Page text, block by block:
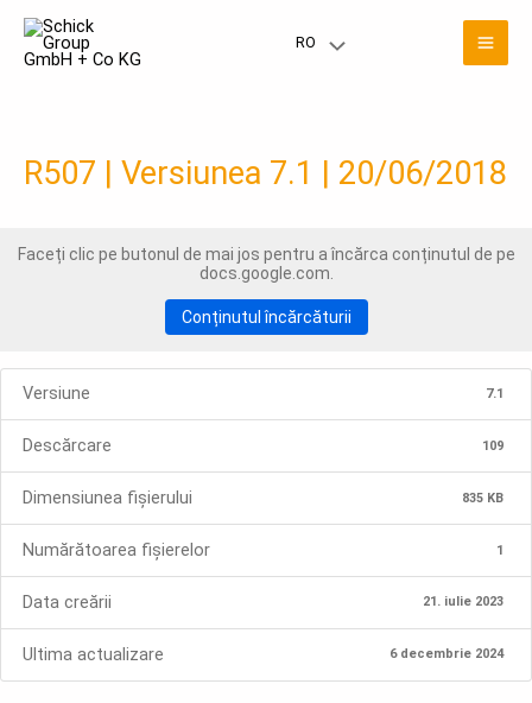
conținut
RO Meniu
R507 | Versiunea 7.1 | 20/06/2018
Faceți clic pe butonul de mai jos pentru a încărca conținutul de pe
docs.google.com.
Conținutul încărcăturii
Versiune 7.1
Descărcare 109
Dimensiunea fișierului 835 KB
Numărătoarea fișierelor 1
Data creării 21. iulie 2023
Ultima actualizare 6 decembrie 2024